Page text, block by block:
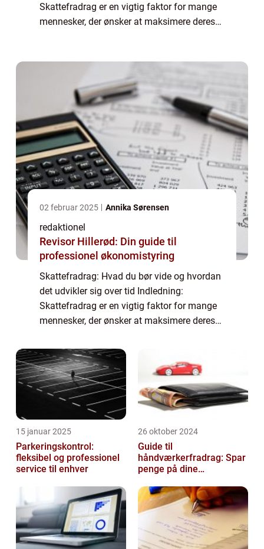
Skattefradrag er en vigtig faktor for mange
mennesker, der ønsker at maksimere deres
02 februar 2025 Annika Sørensen
redaktionel
Revisor Hillerød: Din guide til
professionel økonomistyring
Skattefradrag: Hvad du bør vide og hvordan
det udvikler sig over tid Indledning:
Skattefradrag er en vigtig faktor for mange
mennesker, der ønsker at maksimere deres
skattefradrag kan individer og virksomheder
re...
15 januar 2025
Parkeringskontrol:
fleksibel og professionel
service til enhver
26 oktober 2024
Guide til
håndværkerfradrag: Spar
penge på dine